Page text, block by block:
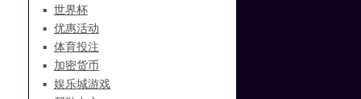
世界杯
优惠活动
体育投注
加密货币
娱乐城游戏